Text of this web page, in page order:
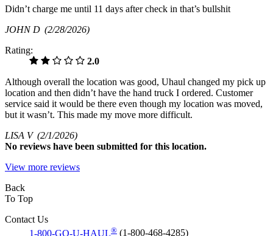
Didn’t charge me until 11 days after check in that’s bullshit
JOHN D (2/28/2026)
Rating:
2.0
Although overall the location was good, Uhaul changed my pick up
location and then didn’t have the hand truck I ordered. Customer
service said it would be there even though my location was moved,
but it wasn’t. This made my move more difficult.
LISA V (2/1/2026)
No reviews have been submitted for this location.
View more reviews
Back
To Top
Contact Us
1-800-GO-U-HAUL® (1-800-468-4285)